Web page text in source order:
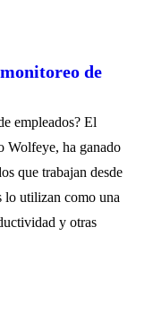
de
empleados? El
Wolfeye, ha ganado
que trabajan desde
lo utilizan como una
y otras